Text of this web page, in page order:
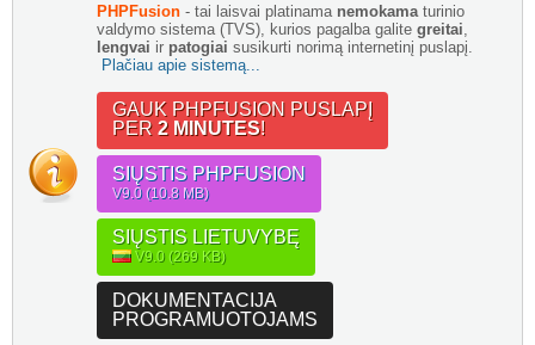
PHPFusion - tai laisvai platinama nemokama turinio
valdymo sistema (TVS), kurios pagalba galite greitai
lengvai ir patogiai susikurti norimą internetinį puslapį.
Plačiau apie sistemą...
GAUK PHPFUSION PUSLAPĮ
PER 2 MINUTES!
SIŲSTIS PHPFUSION
V9.0 (10.8 MB)
SIŲSTIS LIETUVYBĘ
V9.0 (269 KB)
DOKUMENTACIJA
PROGRAMUOTOJAMS